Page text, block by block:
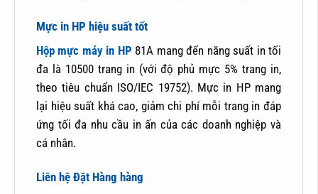
Mực in HP hiệu suất tốt
Hộp mực máy in HP 81A mang đến năng suất in tối
đa là 10500 trang in (với độ phủ mực 5% trang in,
theo tiêu chuẩn ISO/IEC 19752). Mực in HP mang
lại hiệu suất khá cao, giảm chi phí mỗi trang in đáp
ứng tối đa nhu cầu in ấn của các doanh nghiệp và
cá nhân.
Liên hệ Đặt Hàng hàng